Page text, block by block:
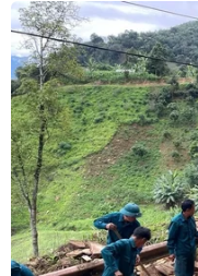
Xử phạt 2 trường hợp
19.
Ngày 13/5, Công